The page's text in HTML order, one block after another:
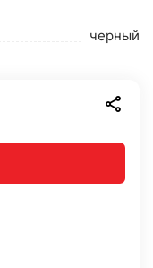
черный